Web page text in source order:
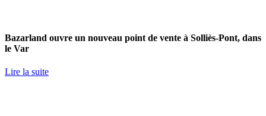
Bazarland ouvre un nouveau point de vente à Solliès-Pont, dans
le Var
Lire la suite